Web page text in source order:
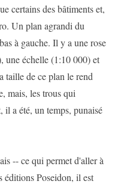
certains des bâtiments et,
Un plan agrandi du
à gauche. Il y a une rose
une échelle (1:10 000) et
taille de ce plan le rend
mais, les trous qui
il a été, un temps, punaisé
-- ce qui permet d'aller à
éditions Poseidon, il est